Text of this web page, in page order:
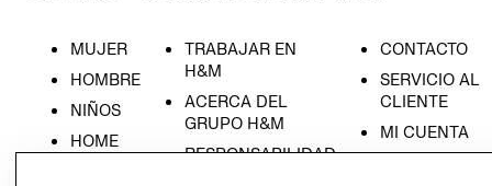
MUJER
HOMBRE
NIÑOS
HOME
TRABAJAR EN
H&M
ACERCA DEL
GRUPO H&M
RESPONSABILIDAD
CONTACTO
SERVICIO AL
CLIENTE
MI CUENTA